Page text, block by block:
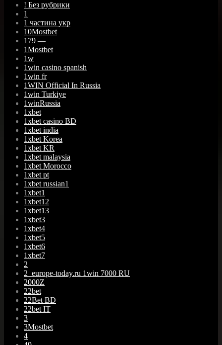
! Без рубрики
1
1 частина укр
10Mostbet
179 —
1Mostbet
1w
1win casino spanish
1win fr
1WIN Official In Russia
1win Turkiye
1winRussia
1xbet
1xbet casino BD
1xbet india
1xbet Korea
1xbet KR
1xbet malaysia
1xbet Morocco
1xbet pt
1xbet russian1
1xbet1
1xbet12
1xbet13
1xbet3
1xbet4
1xbet5
1xbet6
1xbet7
2
2_europe-today.ru 1win 7000 RU
2000Z
22bet
22Bet BD
22bet IT
3
3Mostbet
4